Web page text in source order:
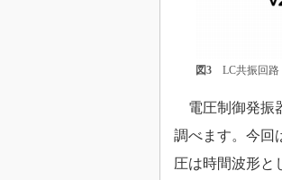
図3LC共振回路
電圧制御発振
調べます。今回
圧は時間波形と